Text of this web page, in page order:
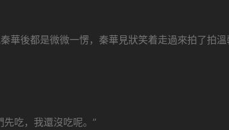
華後都是微微一愣，秦華見狀笑着走過來拍了拍溫
吃，我還沒吃呢。”